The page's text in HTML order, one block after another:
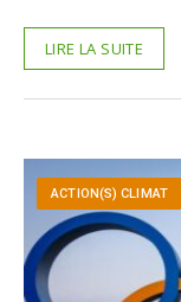
LIRE LA SUITE
ACTION(S) CLIMAT